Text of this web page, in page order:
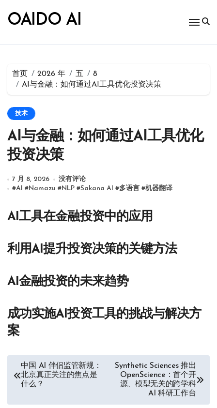
OAIDO AI
首页 2026 年 五
8
AI与金融：如何通过AI工具优化投资决策
技术
AI与金融：如何通过AI工具优化
投资决策
7 月 8, 2026
没有评论
#AI #Namazu #NLP #Sakana AI #多语言 #机器翻译
AI工具在金融投资中的应用
利用AI提升投资决策的关键方法
AI金融投资的未来趋势
成功实施AI投资工具的挑战与解决方
案
章
中国 AI 伴侣监管新规：
北京真正关注的焦点是
什么？
Synthetic Sciences 推出
OpenScience：首个开
源、模型无关的跨学科
AI 科研工作台